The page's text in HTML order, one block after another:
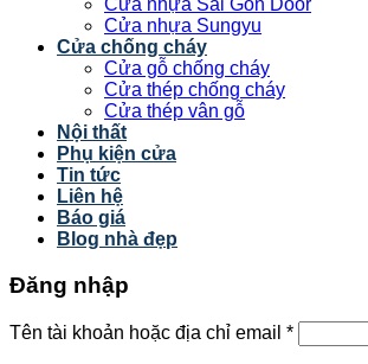
Cửa nhựa Sài Gòn Door
Cửa nhựa Sungyu
Cửa chống cháy
Cửa gỗ chống cháy
Cửa thép chống cháy
Cửa thép vân gỗ
Nội thất
Phụ kiện cửa
Tin tức
Liên hệ
Báo giá
Blog nhà đẹp
Đăng nhập
Tên tài khoản hoặc địa chỉ email *